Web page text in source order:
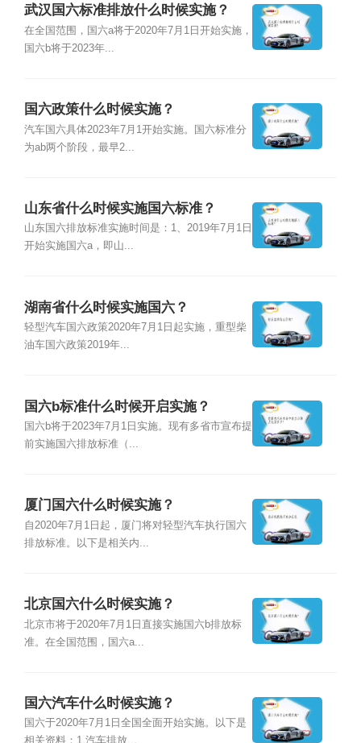
武汉国六标准排放什么时候实施？
在全国范围，国六a将于2020年7月1日开始实施，
国六b将于2023年...
国六政策什么时候实施？
汽车国六具体2023年7月1开始实施。国六标准分
为ab两个阶段，最早2...
山东省什么时候实施国六标准？
山东国六排放标准实施时间是：1、2019年7月1日
开始实施国六a，即山...
湖南省什么时候实施国六？
轻型汽车国六政策2020年7月1日起实施，重型柴
油车国六政策2019年...
国六b标准什么时候开启实施？
国六b将于2023年7月1日实施。现有多省市宣布提
前实施国六排放标准（...
厦门国六什么时候实施？
自2020年7月1日起，厦门将对轻型汽车执行国六
排放标准。以下是相关内...
北京国六什么时候实施？
北京市将于2020年7月1日直接实施国六b排放标
准。在全国范围，国六a...
国六汽车什么时候实施？
国六于2020年7月1日全国全面开始实施。以下是